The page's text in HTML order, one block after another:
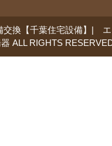
交換【千葉住宅設備】|
ALL RIGHTS